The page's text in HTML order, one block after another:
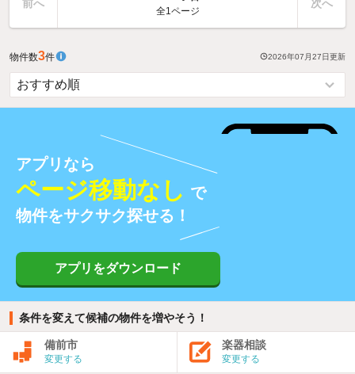
前へ
全1ページ
次へ
物件数3件 2026年07月27日更新
アプリなら
ページ移動なし で
物件をサクサク探せる！
アプリをダウンロード
条件を変えて候補の物件を増やそう！
備前市
変更する
楽器相談
変更する